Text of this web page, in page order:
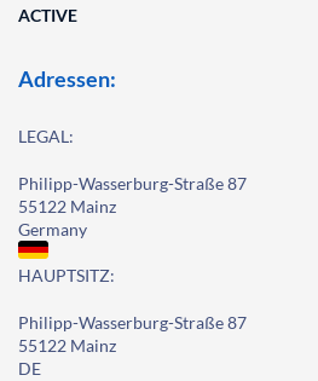
ACTIVE
Adressen:
LEGAL:
Philipp-Wasserburg-Straße 87
55122 Mainz
Germany
HAUPTSITZ:
Philipp-Wasserburg-Straße 87
55122 Mainz
DE